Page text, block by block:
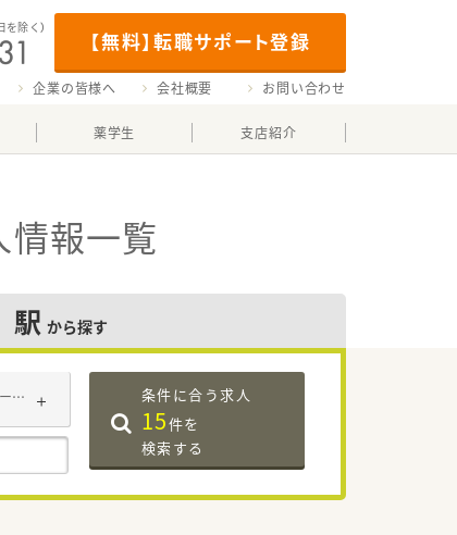
【無料】転職サポート登録
を除く）
企業の皆様へ 会社概要 お問い合わせ
薬学生 支店紹介
情報一覧
駅 から探す
パート・アルバイト 条件に合う求人
15件を
検索する